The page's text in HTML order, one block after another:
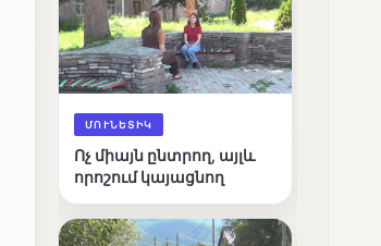
ՄՈՒՆԵՏԻԿ
Ոչ միայն ընտրող, այլև
որոշում կայացնող